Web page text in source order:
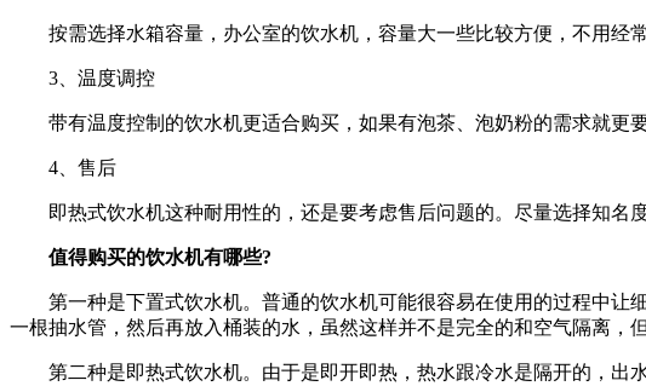
按需选择水箱容量，办公室的饮水机，容量大一些比较方便，不用经
3、温度调控
带有温度控制的饮水机更适合购买，如果有泡茶、泡奶粉的需求就更要
4、售后
即热式饮水机这种耐用性的，还是要考虑售后问题的。尽量选择知名
值得购买的饮水机有哪些?
第一种是下置式饮水机。普通的饮水机可能很容易在使用的过程中让
一根抽水管，然后再放入桶装的水，虽然这样并不是完全的和空气隔离，
第二种是即热式饮水机。由于是即开即热，热水跟冷水是隔开的，出